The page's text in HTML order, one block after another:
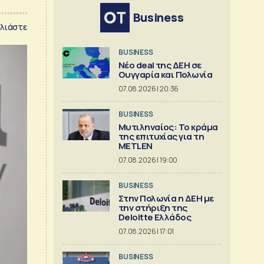
Business
BUSINESS
Νέο deal της ΔΕΗ σε
Ουγγαρία και Πολωνία
07.08.2026 | 20:36
BUSINESS
Μυτιληναίος: Το κράμα
της επιτυχίας για τη
METLEN
07.08.2026 | 19:00
BUSINESS
Στην Πολωνία η ΔΕΗ με
την στήριξη της
Deloitte Ελλάδος
07.08.2026 | 17:01
BUSINESS